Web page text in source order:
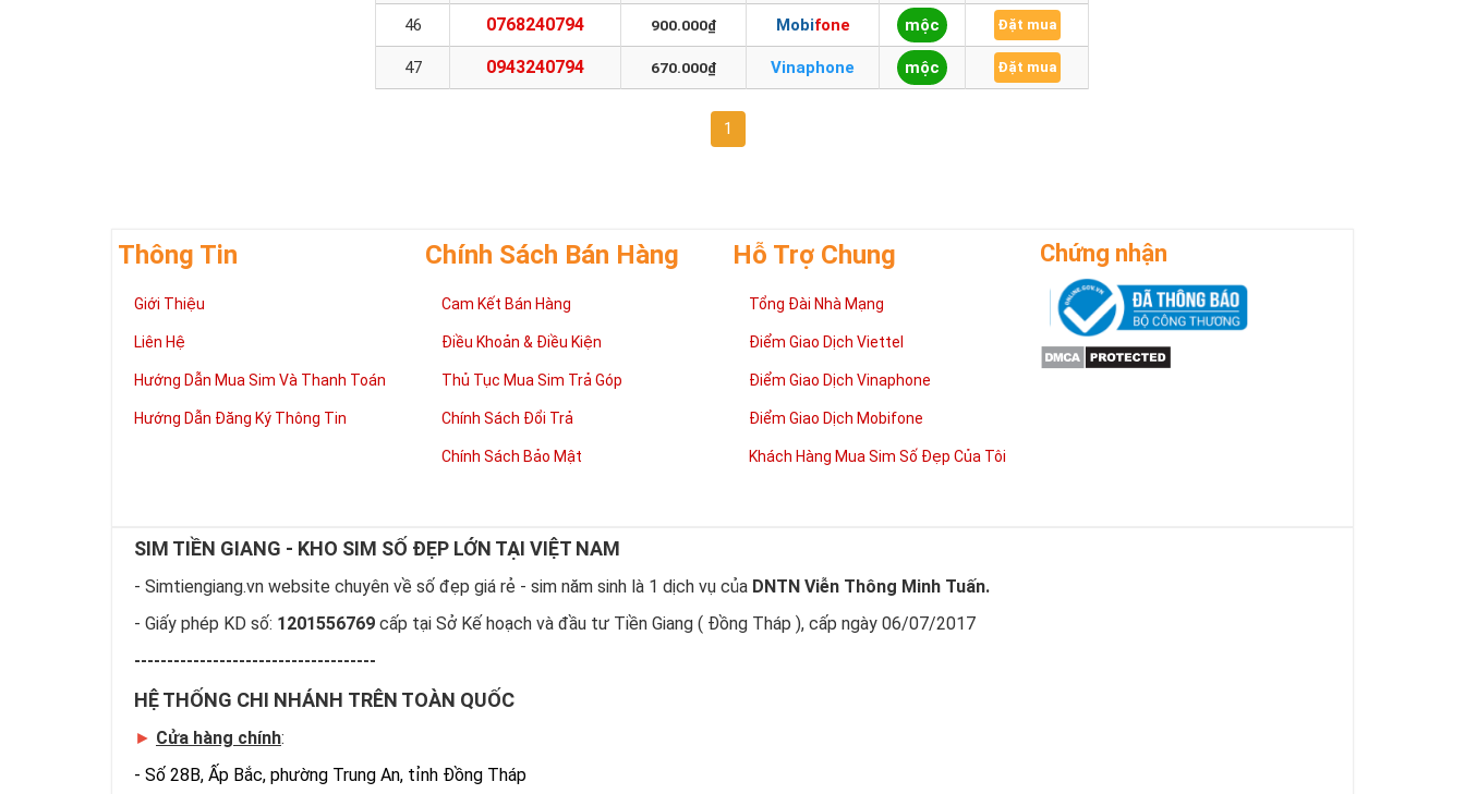
46 0768240794 900.000₫ Mobifone mộc Đặt mua
47 0943240794 670.000₫ Vinaphone mộc Đặt mua
1
Thông Tin
Giới Thiệu
Liên Hệ
Hướng Dẫn Mua Sim Và Thanh Toán
Hướng Dẫn Đăng Ký Thông Tin
Chính Sách Bán Hàng
Cam Kết Bán Hàng
Điều Khoản & Điều Kiện
Thủ Tục Mua Sim Trả Góp
Chính Sách Đổi Trả
Chính Sách Bảo Mật
Hỗ Trợ Chung
Tổng Đài Nhà Mạng
Điểm Giao Dịch Viettel
Điểm Giao Dịch Vinaphone
Điểm Giao Dịch Mobifone
Khách Hàng Mua Sim Số Đẹp Của Tôi
Chứng nhận
SIM TIỀN GIANG - KHO SIM SỐ ĐẸP LỚN TẠI VIỆT NAM
- Simtiengiang.vn website chuyên về số đẹp giá rẻ - sim năm sinh là 1 dịch vụ của DNTN Viễn Thông Minh Tuấn.
- Giấy phép KD số: 1201556769 cấp tại Sở Kế hoạch và đầu tư Tiền Giang ( Đồng Tháp ), cấp ngày 06/07/2017
-------------------------------------
HỆ THỐNG CHI NHÁNH TRÊN TOÀN QUỐC
► Cửa hàng chính:
- Số 28B, Ấp Bắc, phường Trung An, tỉnh Đồng Tháp